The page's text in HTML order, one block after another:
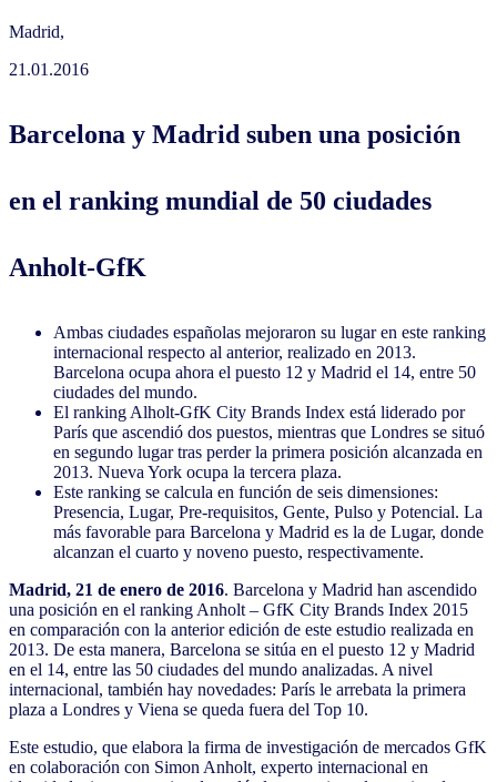
Madrid,
21.01.2016
Barcelona y Madrid suben una posición
en el ranking mundial de 50 ciudades
Anholt-GfK
Ambas ciudades españolas mejoraron su lugar en este ranking
internacional respecto al anterior, realizado en 2013.
Barcelona ocupa ahora el puesto 12 y Madrid el 14, entre 50
ciudades del mundo.
El ranking Alholt-GfK City Brands Index está liderado por
París que ascendió dos puestos, mientras que Londres se situó
en segundo lugar tras perder la primera posición alcanzada en
2013. Nueva York ocupa la tercera plaza.
Este ranking se calcula en función de seis dimensiones:
Presencia, Lugar, Pre-requisitos, Gente, Pulso y Potencial. La
más favorable para Barcelona y Madrid es la de Lugar, donde
alcanzan el cuarto y noveno puesto, respectivamente.
Madrid, 21 de enero de 2016. Barcelona y Madrid han ascendido
una posición en el ranking Anholt – GfK City Brands Index 2015
en comparación con la anterior edición de este estudio realizada en
2013. De esta manera, Barcelona se sitúa en el puesto 12 y Madrid
en el 14, entre las 50 ciudades del mundo analizadas. A nivel
internacional, también hay novedades: París le arrebata la primera
plaza a Londres y Viena se queda fuera del Top 10.
Este estudio, que elabora la firma de investigación de mercados GfK
en colaboración con Simon Anholt, experto internacional en